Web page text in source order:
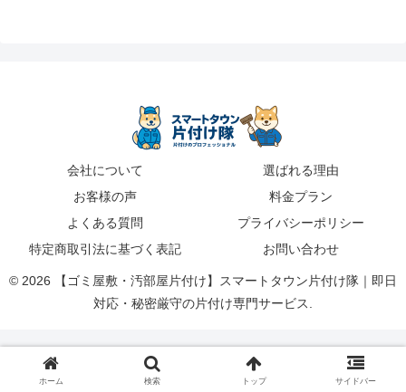
会社について
選ばれる理由
お客様の声
料金プラン
よくある質問
プライバシーポリシー
特定商取引法に基づく表記
お問い合わせ
© 2026 【ゴミ屋敷・汚部屋片付け】スマートタウン片付け隊｜即日
対応・秘密厳守の片付け専門サービス.
ホーム 検索 トップ サイドバー